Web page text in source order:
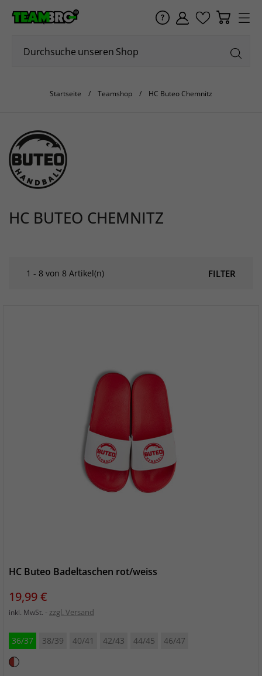
Startseite Teamshop HC Buteo Chemnitz
HC BUTEO CHEMNITZ
FILTER
1 - 8 von 8 Artikel(n)
HC Buteo Badeltaschen rot/weiss
Preis
19,99 €
inkl. MwSt. zzgl. Versand
36/37 38/39 40/41 42/43 44/45 46/47
rot/weiß